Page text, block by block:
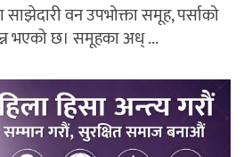
वन उपभोक्ता समूह, पर्साको
भएको छ। समूहका अध् ...